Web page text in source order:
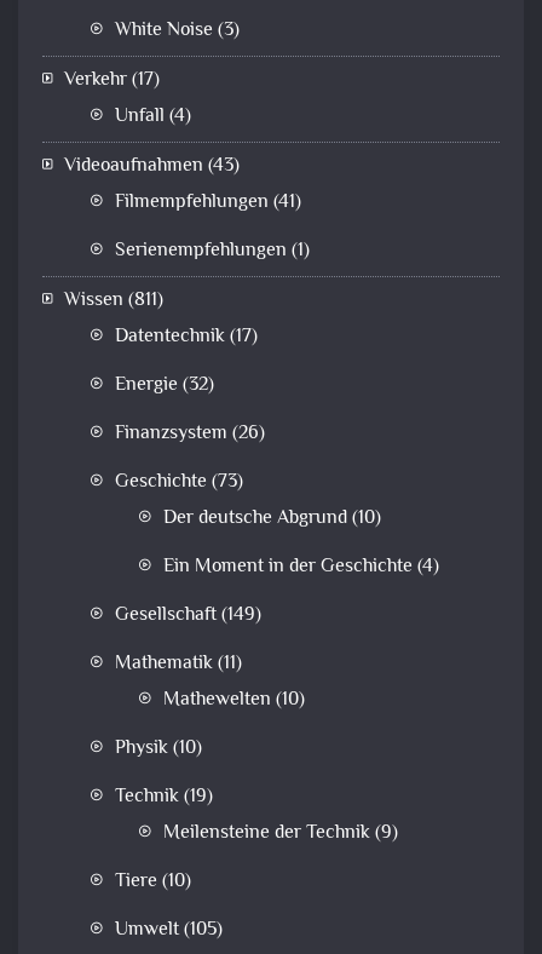
White Noise (3)
Verkehr(17)
Unfall (4)
Videoaufnahmen (43)
Filmempfehlungen (41)
Serienempfehlungen (1)
Wissen (811)
Datentechnik(17)
Energie (32)
Finanzsystem (26)
Geschichte (73)
Der deutsche Abgrund(10)
Ein Moment in der Geschichte (4)
Gesellschaft(149)
Mathematik(11)
Mathewelten (10)
Physik(10)
Technik(19)
Meilensteine der Technik(9)
Tiere (10)
Umwelt(105)